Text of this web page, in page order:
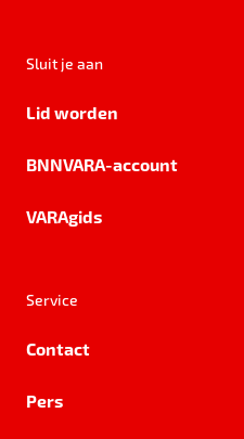
Sluit je aan
Lid worden
BNNVARA-account
VARAgids
Service
Contact
Pers